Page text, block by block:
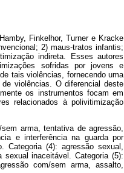
Finkelhor, Turner e Kracke
2) maus-tratos infantis;
indireta. Esses autores
sofridas por jovens e
tais violências, fornecendo uma
violências. O diferencial deste
os instrumentos focam em
relacionados à polivitimização
arma, tentativa de agressão,
e interferência na guarda por
Categoria (4): agressão sexual,
inaceitável. Categoria (5):
com/sem arma, assalto,